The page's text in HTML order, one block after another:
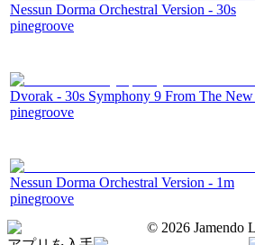
Nessun Dorma Orchestral Version - 30s
pinegroove
Dvorak - 30s Symphony 9 From The
pinegroove
Nessun Dorma Orchestral Version - 1m
pinegroove
© 2026 Jamendo